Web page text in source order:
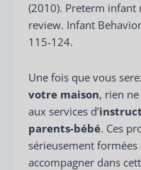
(2010). Preterm infant
review. Infant
115-124.
Une fois que vous
votre maison, rien
aux services d’
parents-bébé. Ces
sérieusement
accompagner dans